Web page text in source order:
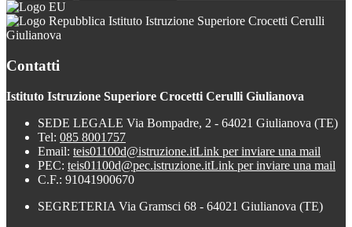
Istituto Istruzione Superiore Crocetti Cerulli
Giulianova
Contatti
Istituto Istruzione Superiore Crocetti Cerulli Giulianova
SEDE LEGALE Via Bompadre, 2 - 64021 Giulianova (TE)
Tel: 085 8001757
Email: teis01100d@istruzione.itLink per inviare una mail
PEC: teis01100d@pec.istruzione.itLink per inviare una mail
C.F.: 91041900670
SEGRETERIA Via Gramsci 68 - 64021 Giulianova (TE)